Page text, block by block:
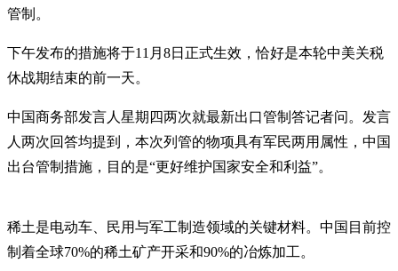
管制。
下午发布的措施将于11月8日正式生效，恰好是本轮中美关税
休战期结束的前一天。
中国商务部发言人星期四两次就最新出口管制答记者问。发言
人两次回答均提到，本次列管的物项具有军民两用属性，中国
出台管制措施，目的是“更好维护国家安全和利益”。
稀土是电动车、民用与军工制造领域的关键材料。中国目前控
制着全球70%的稀土矿产开采和90%的冶炼加工。